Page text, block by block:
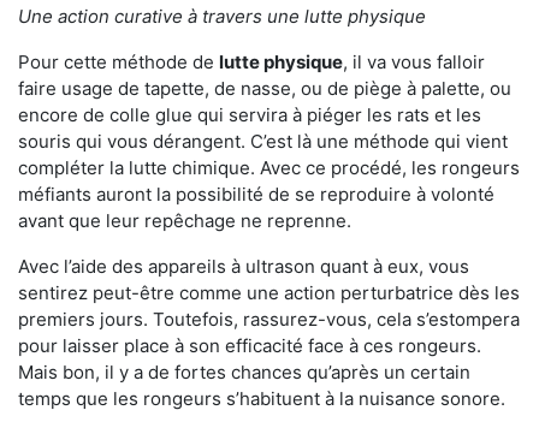
Une action curative à travers une lutte physique
Pour cette méthode de lutte physique, il va vous falloir
faire usage de tapette, de nasse, ou de piège à palette, ou
encore de colle glue qui servira à piéger les rats et les
souris qui vous dérangent. C’est là une méthode qui vient
compléter la lutte chimique. Avec ce procédé, les rongeurs
méfiants auront la possibilité de se reproduire à volonté
avant que leur repêchage ne reprenne.
Avec l’aide des appareils à ultrason quant à eux, vous
sentirez peut-être comme une action perturbatrice dès les
premiers jours. Toutefois, rassurez-vous, cela s’estompera
pour laisser place à son efficacité face à ces rongeurs.
Mais bon, il y a de fortes chances qu’après un certain
temps que les rongeurs s’habituent à la nuisance sonore.